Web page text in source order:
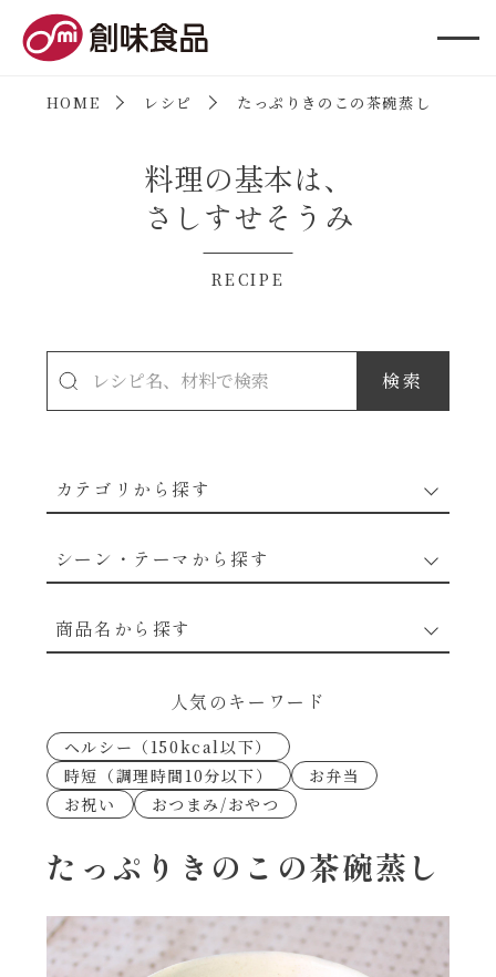
HOME レシピ たっぷりきのこの茶碗蒸し
料理の基本は、
さしすせそうみ
RECIPE
カテゴリから探す
穀物類のレシピ
シーン・テーマから探す
なんでも南蛮
考えるな、二代目で炒めろ！～○○の炒め物
朝シャン（パン派）
商品名から探す
あえるハコネーゼトマトバジル
あえるハコネーゼ高菜
あえるハコネーゼミートソース
あえるハコネーゼ明太子
人気のキーワード
ヘルシー（150kcal以下）
時短（調理時間10分以下）
お弁当
お祝い
おつまみ/おやつ
たっぷりきのこの茶碗蒸し